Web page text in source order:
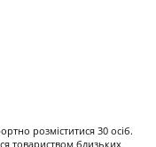
розміститися 30 осіб.
товариством близьких